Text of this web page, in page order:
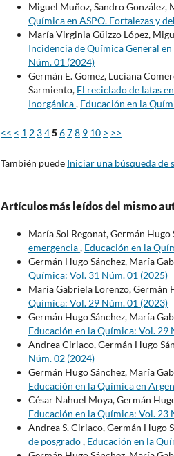
Miguel Muñoz, Sandro González,
Química en ASPO. Fortalezas y
María Virginia Güizzo López,
Incidencia de Química General
Núm. 01 (2024)
Germán E. Gomez, Luciana
Sarmiento, El reciclado de latas
Inorgánica, Educación en la
<< < 12 345678 9 10 > >>
También puede Iniciar una búsqueda de
Artículos más leídos del mismo
María Sol Regonat, Germán
emergencia, Educación en la
Germán Hugo Sánchez, María
Química: Vol. 31 Núm. 01 (2025)
María Gabriela Lorenzo, Germán
Química: Vol. 29 Núm. 01 (2023)
Germán Hugo Sánchez, María
Educación en la Química: Vol. 29
Andrea Ciriaco, Germán Hugo
Núm. 02 (2024)
Germán Hugo Sánchez, María
Educación en la Química en
César Nahuel Moya, Germán
Educación en la Química: Vol. 23
Andrea S. Ciriaco, Germán Hugo
de posgrado, Educación en la